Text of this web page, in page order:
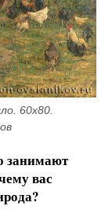
60х80.
занимают
вас